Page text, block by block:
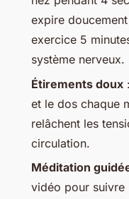
expire
exercice 5
système nerveux.
Étirements doux
et le dos chaque
relâchent les
circulation.
Méditation
vidéo pour suivre